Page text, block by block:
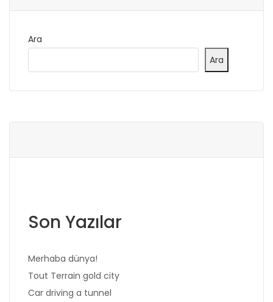
Ara
Ara
Son Yazılar
Merhaba dünya!
Tout Terrain gold city
Car driving a tunnel